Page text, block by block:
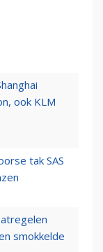
ook KLM
tak SAS
smokkelde